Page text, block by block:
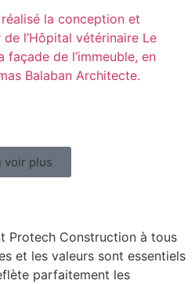
la conception et
de l’Hôpital vétérinaire Le
façade de l’immeuble, en
Balaban Architecte.
voir plus
Protech Construction à tous
et les valeurs sont essentiels
parfaitement les